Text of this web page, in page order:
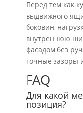
Перед тем как
выдвижного
боковин,
внутреннюю
фасадом без
точные зазоры
FAQ
Для какой
позиция?